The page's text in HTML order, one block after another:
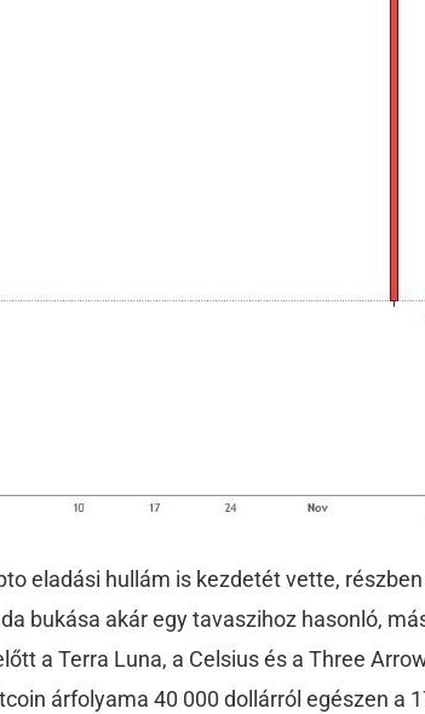
eladási hullám is kezdetét vette,
bukása akár egy tavaszihoz hasonló,
a Terra Luna, a Celsius és a Three
árfolyama 40 000 dollárról egészen a